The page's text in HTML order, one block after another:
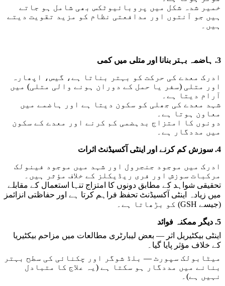
خمیر شدہ شکل میں پروبائیوٹکس بھی شامل ہو جاتے
ہیں جو آنتوں اور مدافعتی نظام کو مزید تقویت دیتے
ہیں۔
3. ہاضمہ بہتر بنانا اور متلی میں کمی
ادرک معدے کی حرکت کو بہتر بناتا ہے، گیس، اپھارہ
اور متلی (سفر یا حمل کے دوران ہونے والی متلی) میں
آرام دیتا ہے۔
شہد معدے کی جھلی کو سکون دیتا ہے اور ہاضمے میں
معاون ہوتا ہے۔
دونوں کا امتزاج بدہضمی کم کرنے اور معدے کے سکون
میں مددگار ہے۔
4. سوزش کم کرنے اور اینٹی آکسیڈنٹ اثرات
ادرک میں موجود جنجرول اور شہد میں موجود فینولک
مرکبات سوزش اور فری ریڈیکلز کے خلاف مؤثر ہیں۔
تحقیقی شواہد کے مطابق دونوں کا امتزاج تنہا استعمال کے مقابلے
میں زیادہ اینٹی آکسیڈنٹ تحفظ فراہم کرتا ہے اور حفاظتی انزائمز
(جیسے GSH) کو بڑھاتا ہے۔
5. دیگر ممکنہ فوائد
اینٹی بیکٹیریل اثر — بعض لیبارٹری مطالعات میں مزاحم بیکٹیریا
کے خلاف مؤثر پایا گیا۔
میٹابولک سپورٹ — بلڈ شوگر اور چکنائی کی سطح بہتر
بنانے میں مددگار ہو سکتا ہے (یہ علاج کا متبادل
نہیں ہے)۔